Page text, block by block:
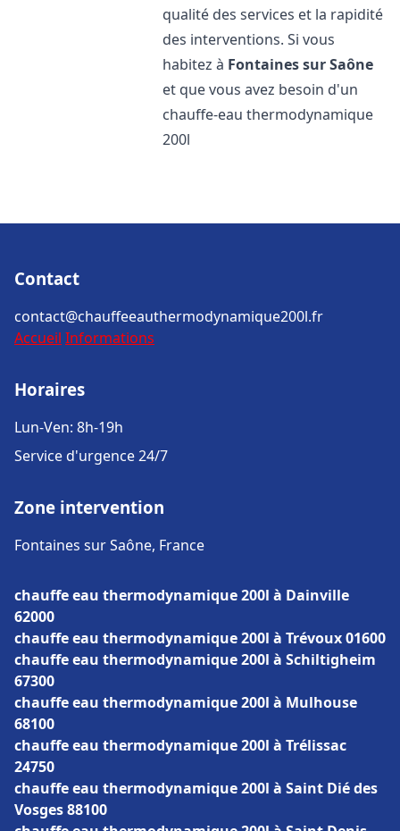
qualité des services et la rapidité
des interventions. Si vous
habitez à Fontaines sur Saône
et que vous avez besoin d'un
chauffe-eau thermodynamique
200l
Contact
contact@chauffeeauthermodynamique200l.fr
Accueil Informations
Horaires
Lun-Ven: 8h-19h
Service d'urgence 24/7
Zone intervention
Fontaines sur Saône, France
chauffe eau thermodynamique 200l à Dainville
62000
chauffe eau thermodynamique 200l à Trévoux 01600
chauffe eau thermodynamique 200l à Schiltigheim
67300
chauffe eau thermodynamique 200l à Mulhouse
68100
chauffe eau thermodynamique 200l à Trélissac
24750
chauffe eau thermodynamique 200l à Saint Dié des
Vosges 88100